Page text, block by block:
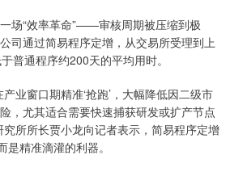
场“效率革命”——审核周期被压缩到极
司通过简易程序定增，从交易所受理到上
普通程序约200天的平均用时。
业窗口期精准‘抢跑’，大幅降低因二级市
，尤其适合需要快速捕获研发或扩产节点
究所所长贾小龙向记者表示，简易程序定增
是精准滴灌的利器。